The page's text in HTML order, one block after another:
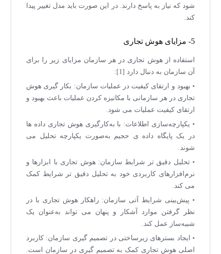
شود که نیاز به پاسخ دارند. در این صورت باید مدل تغییر پیدا
کند.
5- مزایای هوش تجاری
استفاده از هوش تجاری در هر سازمان مزایای زیر را برای
آن سازمان به دنبال دارد [1]:
• بهبود و ارتقای کیفیت در عملیات سازمان: بکار گیری هوش
تجاری در هر سازمانی با مکانیزه کردن عملیات باعث بهبود و
ارتقای کیفیت عملیات می شود.
• یکپارچه‌سازی اطلاعات: با به‌کارگیری هوش تجاری داده ها
در یک پایگاه داده ی حجیم به‌صورت یکپارچه تحلیل می
شوند.
• تحلیل دقیق تر شرایط سازمان: هوش تجاری با ابزارها و
نرم‌افزارهای کاربردی خود به تحلیل دقیق تر شرایط کمک
می کند.
• پیش‌بینی شرایط آتی سازمان: راهکار هوش تجاری با در
نظر گرفتن موارد آشکار و پنهان می تواند به‌عنوان یک
شبیه‌ساز عمل کند.
• ایجاد بسترهای زیرساختی در تصمیم گیری سازمان: کاربرد
اصلی هوش تجاری کمک به تصمیم گیری در سازمان است.